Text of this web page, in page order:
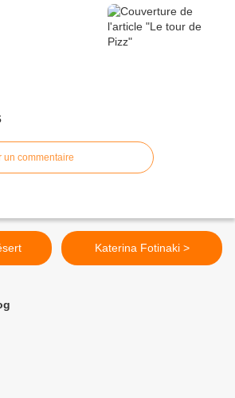
un commentaire
Katerina Fotinaki >